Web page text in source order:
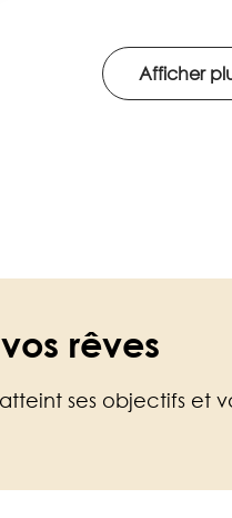
Afficher
rêves
ses objectifs et